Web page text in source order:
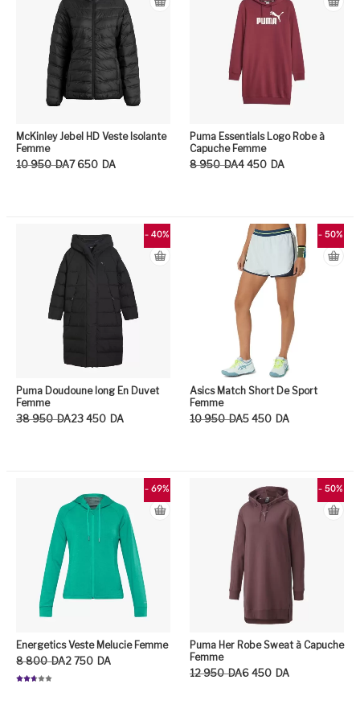
McKinley Jebel HD Veste Isolante
Femme
10 950 DA
Le prix initial était : 10 950DA.
7 650 DA
Le prix actuel est : 7 650DA.
Puma Essentials Logo Robe à
Capuche Femme
8 950 DA
Le prix initial était : 8 950DA.
4 450 DA
Le prix actuel est : 4 450DA.
- 40%
Puma Doudoune long En Duvet
Femme
38 950 DA
Le prix initial était : 38 950DA.
23 450 DA
Le prix actuel est : 23 450DA.
- 50%
Asics Match Short De Sport
Femme
10 950 DA
Le prix initial était : 10 950DA.
5 450 DA
Le prix actuel est : 5 450DA.
- 69%
Energetics Veste Melucie Femme
8 800 DA
Le prix initial était : 8 800DA.
2 750 DA
Le prix actuel est : 2 750DA.
- 50%
Puma Her Robe Sweat à Capuche
Femme
12 950 DA
Le prix initial était : 12 950DA.
6 450 DA
Le prix actuel est : 6 450DA.